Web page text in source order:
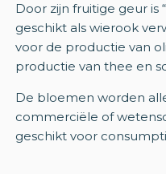
Door zijn fruitige geur is
geschikt als wierook
voor de productie van
productie van thee en
De bloemen worden
commerciële of
geschikt voor